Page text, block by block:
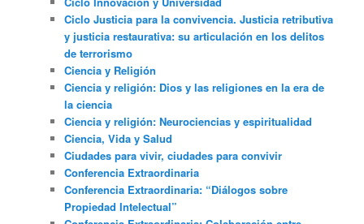
Ciclo Justicia para la convivencia. Justicia retributiva
y justicia restaurativa: su articulación en los delitos
de terrorismo
Ciencia y Religión
Ciencia y religión: Dios y las religiones en la era de
la ciencia
Ciencia y religión: Neurociencias y espiritualidad
Ciencia, Vida y Salud
Ciudades para vivir, ciudades para convivir
Conferencia Extraordinaria
Conferencia Extraordinaria: “Diálogos sobre
Propiedad Intelectual”